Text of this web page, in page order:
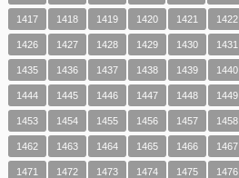
1417 1418 1419 1420 1421 1422
1426 1427 1428 1429 1430 1431
1435 1436 1437 1438 1439 1440
1444 1445 1446 1447 1448 1449
1453 1454 1455 1456 1457 1458
1462 1463 1464 1465 1466 1467
1471 1472 1473 1474 1475 1476